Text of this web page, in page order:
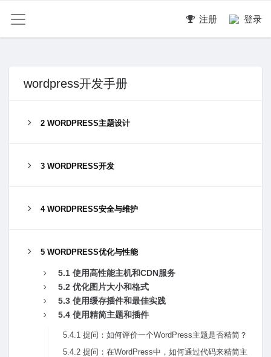
注册 登录
wordpress开发手册
2 WORDPRESS主题设计
3 WORDPRESS开发
4 WORDPRESS安全与维护
5 WORDPRESS优化与性能
5.1 使⽤⾼性能主机和CDN服务
5.2 优化图⽚⼤⼩和格式
5.3 使⽤缓存插件和最佳实践
5.4 使⽤精简主题和插件
5.4.1 提问：如何评价⼀个WordPress主题是否精简？
5.4.2 提问：在WordPress中，如何通过代码来精简主